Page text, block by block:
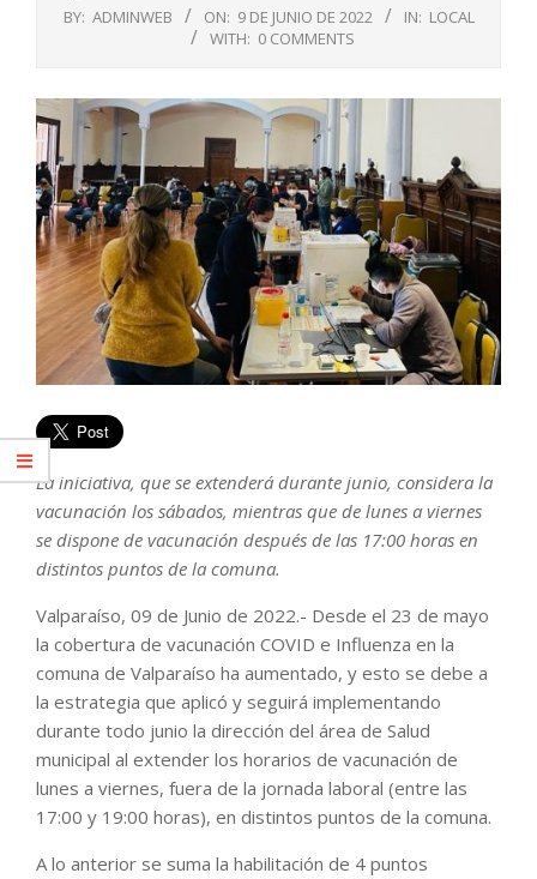
BY: ADMINWEB ON: 9 DE JUNIO DE 2022 IN: LOCAL
WITH: 0 COMMENTS
La iniciativa, que se extenderá durante junio, considera la
vacunación los sábados, mientras que de lunes a viernes
se dispone de vacunación después de las 17:00 horas en
distintos puntos de la comuna.
Valparaíso, 09 de Junio de 2022.- Desde el 23 de mayo
la cobertura de vacunación COVID e Influenza en la
comuna de Valparaíso ha aumentado, y esto se debe a
la estrategia que aplicó y seguirá implementando
durante todo junio la dirección del área de Salud
municipal al extender los horarios de vacunación de
lunes a viernes, fuera de la jornada laboral (entre las
17:00 y 19:00 horas), en distintos puntos de la comuna.
A lo anterior se suma la habilitación de 4 puntos